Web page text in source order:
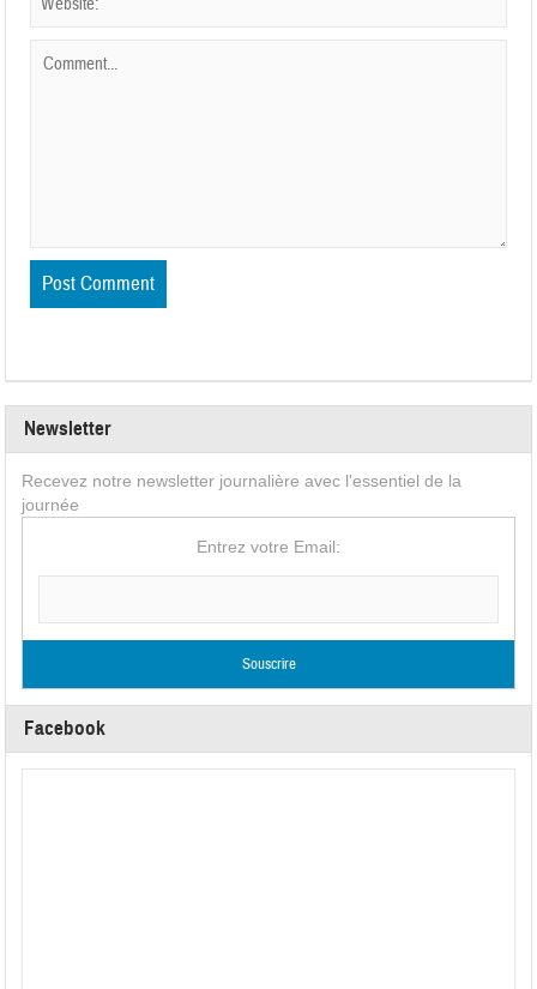
Newsletter
Recevez notre newsletter journalière avec l'essentiel de la
journée
Entrez votre Email:
Facebook